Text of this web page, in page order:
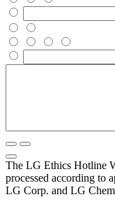
The LG Ethics Hotline
processed according to
LG Corp. and LG